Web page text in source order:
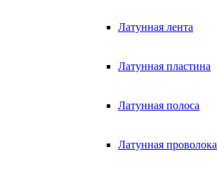
Латунная лента
Латунная пластина
Латунная полоса
Латунная проволока